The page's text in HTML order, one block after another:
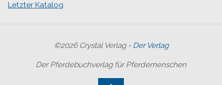
Letzter Katalog
©2026 Crystal Verlag - Der Verlag
Der Pferdebuchverlag für Pferdemenschen